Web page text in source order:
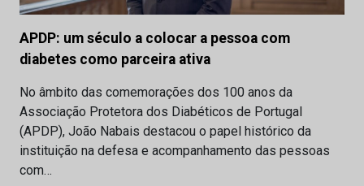
APDP: um século a colocar a pessoa com
diabetes como parceira ativa
No âmbito das comemorações dos 100 anos da
Associação Protetora dos Diabéticos de Portugal
(APDP), João Nabais destacou o papel histórico da
instituição na defesa e acompanhamento das pessoas
com…